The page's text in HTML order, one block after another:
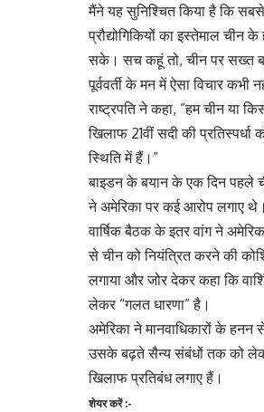
मैंने यह सुनिश्चित किया है कि
प्रौद्योगिकियों का इस्तेमाल चीन
सके। सच कहूं तो, चीन पर सख्त
पूर्ववर्ती के मन में ऐसा विचार कभी
राष्ट्रपति ने कहा, ”हम चीन या
खिलाफ 21वीं सदी की
स्थिति में हैं।”
बाइडन के बयान के एक दिन पहले
ने अमेरिका पर कई आरोप लगाए
वार्षिक बैठक के इतर वांग ने
से चीन को नियंत्रित करने की
लगाया और जोर देकर कहा कि
लेकर “गलत धारणा” है।
अमेरिका ने मानवाधिकारों के
उसके बढ़ते सैन्य संबंधों तक को
खिलाफ प्रतिबंध लगाए हैं।
शेयर करें :-